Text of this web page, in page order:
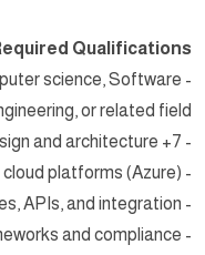
Qualifications
science, Software
or related field.
- 7+ years of experience in software design and architecture.
- Strong expertise in cloud platforms (Azure).
- Hands-on experience in microservices, APIs, and integration.
and compliance